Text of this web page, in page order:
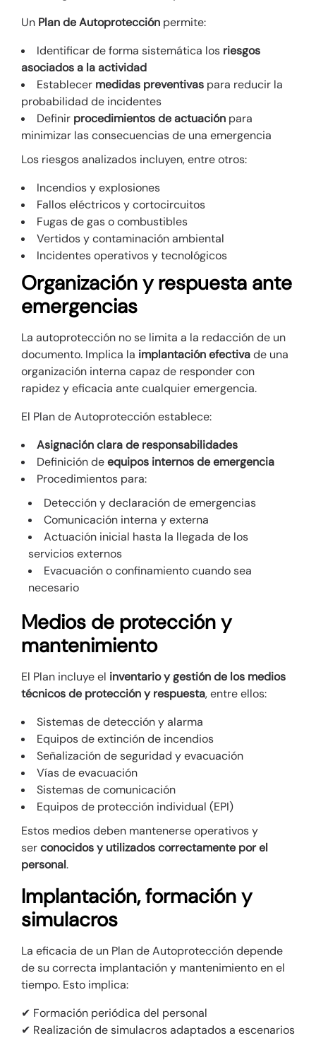
Un Plan de Autoprotección permite:
Identificar de forma sistemática los riesgos
asociados a la actividad
Establecer medidas preventivas para reducir la
probabilidad de incidentes
Definir procedimientos de actuación para
minimizar las consecuencias de una emergencia
Los riesgos analizados incluyen, entre otros:
Incendios y explosiones
Fallos eléctricos y cortocircuitos
Fugas de gas o combustibles
Vertidos y contaminación ambiental
Incidentes operativos y tecnológicos
Organización y respuesta ante
emergencias
La autoprotección no se limita a la redacción de un
documento. Implica la implantación efectivade una
organización interna capaz de responder con
rapidez y eficacia ante cualquier emergencia.
El Plan de Autoprotección establece:
Asignación clara de responsabilidades
Definición deequipos internos de emergencia
Procedimientos para:
Detección y declaración de emergencias
Comunicación interna y externa
Actuación inicial hasta la llegada de los
servicios externos
Evacuación o confinamiento cuando sea
necesario
Medios de protección y
mantenimiento
El Plan incluye el inventario y gestión de los medios
técnicos de protección y respuesta, entre ellos:
Sistemas de detección y alarma
Equipos de extinción de incendios
Señalización de seguridad y evacuación
Vías de evacuación
Sistemas de comunicación
Equipos de protección individual (EPI)
Estos medios deben mantenerse operativos y
serconocidos y utilizados correctamente por el
personal.
Implantación, formación y
simulacros
La eficacia de un Plan de Autoprotección depende
de su correcta implantación y mantenimiento en el
tiempo. Esto implica:
✔ Formación periódica del personal
✔ Realización de simulacros adaptados a escenarios